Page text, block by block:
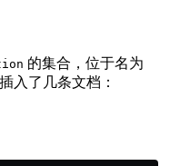
的集合，位于名为
入了几条文档：